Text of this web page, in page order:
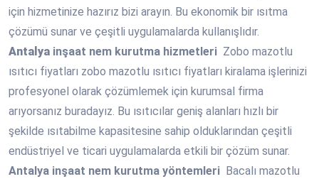
için hizmetinize hazırız bizi arayın. Bu ekonomik bir ısıtma
çözümü sunar ve çeşitli uygulamalarda kullanışlıdır.
Antalya inşaat nem kurutma hizmetleri Zobo mazotlu
ısıtıcı fiyatları zobo mazotlu ısıtıcı fiyatları kiralama işlerinizi
profesyonel olarak çözümlemek için kurumsal firma
arıyorsanız buradayız. Bu ısıtıcılar geniş alanları hızlı bir
şekilde ısıtabilme kapasitesine sahip olduklarından çeşitli
endüstriyel ve ticari uygulamalarda etkili bir çözüm sunar.
Antalya inşaat nem kurutma yöntemleri Bacalı mazotlu